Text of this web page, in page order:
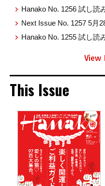
Hanako No. 1256 試し読
Next Issue No. 1257 5月
Hanako No. 1255 試し読
View
This Issue